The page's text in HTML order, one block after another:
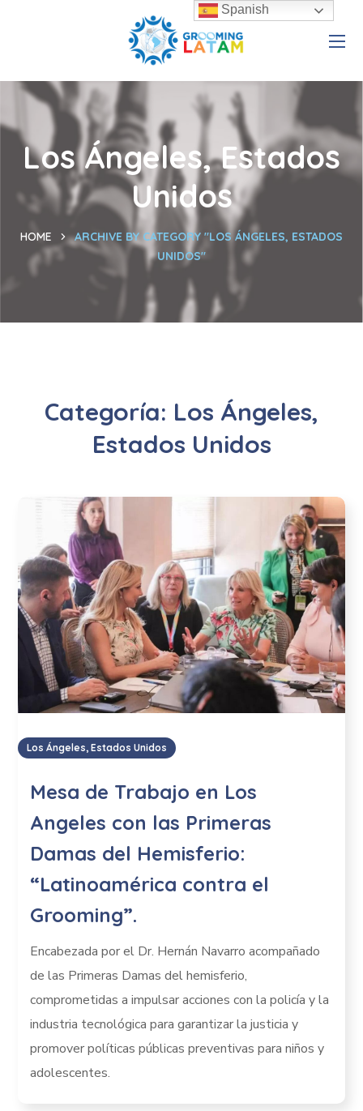
Los Ángeles, Estados
Unidos
HOME
ARCHIVE BY CATEGORY "LOS ÁNGELES, ESTADOS
UNIDOS"
Categoría: Los Ángeles,
Estados Unidos
Los Ángeles, Estados Unidos
Mesa de Trabajo en Los
Angeles con las Primeras
Damas del Hemisferio:
“Latinoamérica contra el
Grooming”.
Encabezada por el Dr. Hernán Navarro acompañado
de las Primeras Damas del hemisferio,
comprometidas a impulsar acciones con la policía y la
industria tecnológica para garantizar la justicia y
promover políticas públicas preventivas para niños y
adolescentes.
Spanish